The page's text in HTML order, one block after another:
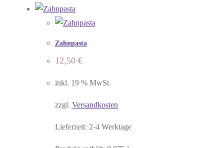
Zahnpasta
12,50 €
inkl. 19 % MwSt.
zzgl. Versandkosten
Lieferzeit: 2-4 Werktage